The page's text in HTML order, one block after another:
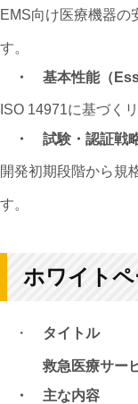
EMS向け医療機器の
す。
・ 基本性能（
ISO 14971に基づく
・ 試験・認証戦
開発初期段階から規
す。
ホワイト
・ タイトル
救急医療サービス
・ 主な内容